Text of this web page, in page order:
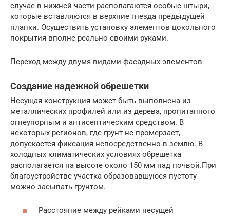
случае в нижней части располагаются особые штыри,
которые вставляются в верхние гнезда предыдущей
планки. Осуществить установку элементов цокольного
покрытия вполне реально своими руками.
Переход между двумя видами фасадных элементов
Создание надежной обрешетки
Несущая конструкция может быть выполнена из
металлических профилей или из дерева, пропитанного
огнеупорным и антисептическим средством. В
некоторых регионов, где грунт не промерзает,
допускается фиксация непосредственно в землю. В
холодных климатических условиях обрешетка
располагается на высоте около 150 мм над почвой.При
благоустройстве участка образовавшуюся пустоту
можно засыпать грунтом.
Расстояние между рейками несущей